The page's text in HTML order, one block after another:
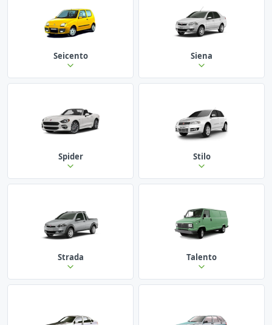
Seicento Siena
Spider Stilo
Strada Talento